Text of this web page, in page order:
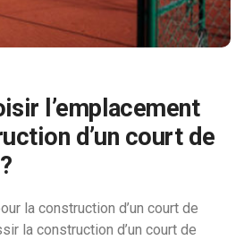
l’emplacement
d’un court de
la construction d’un court de
la construction d’un court de